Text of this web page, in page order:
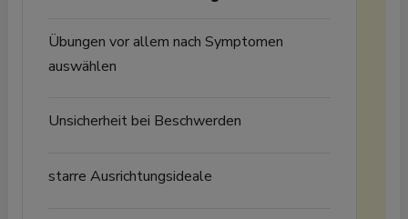
Übungen vor allem nach Symptomen
auswählen
Unsicherheit bei Beschwerden
starre Ausrichtungsideale